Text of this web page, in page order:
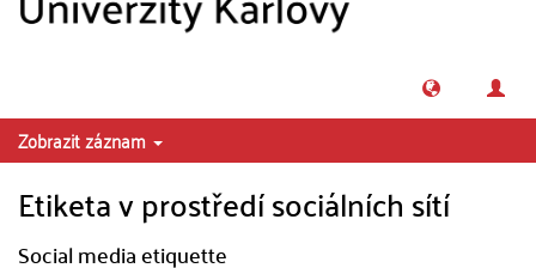
Zobrazit záznam
Etiketa v prostředí sociálních sítí
Social media etiquette